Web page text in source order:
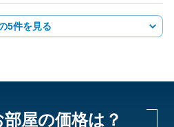
5件を見る
屋の価格は？